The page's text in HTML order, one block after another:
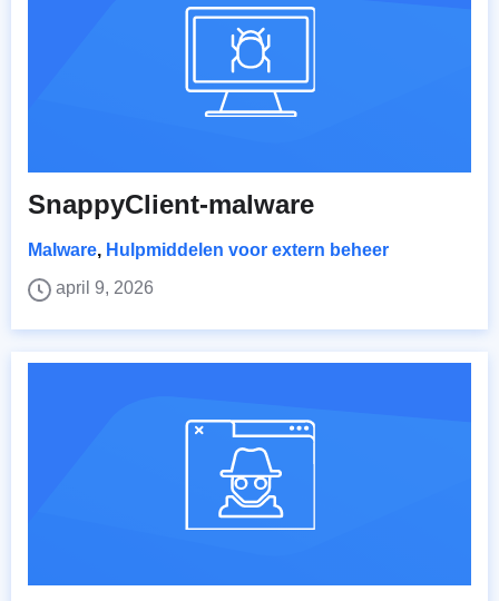
SnappyClient-malware
Malware, Hulpmiddelen voor extern beheer
april 9, 2026